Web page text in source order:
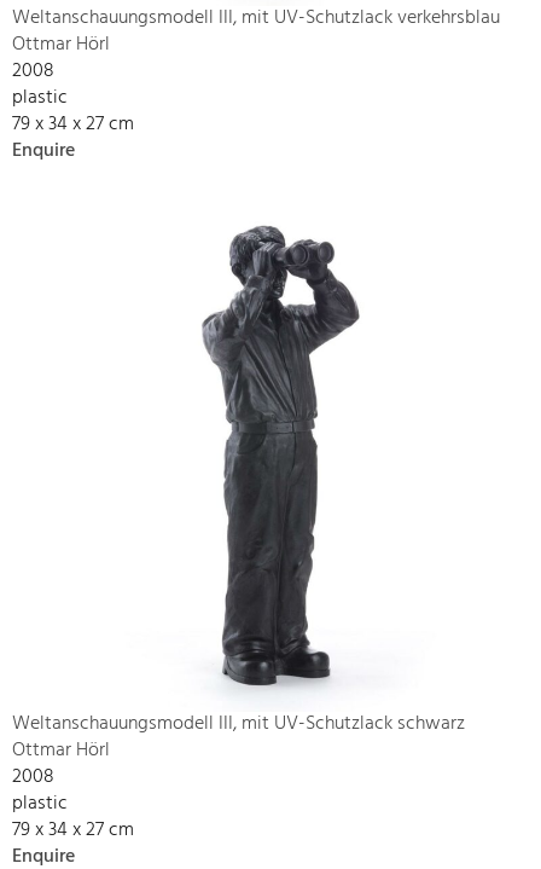
Weltanschauungsmodell III, mit UV-Schutzlack verkehrsblau
Ottmar Hörl
2008
plastic
79 x 34 x 27 cm
Enquire
Weltanschauungsmodell III, mit UV-Schutzlack schwarz
Ottmar Hörl
2008
plastic
79 x 34 x 27 cm
Enquire